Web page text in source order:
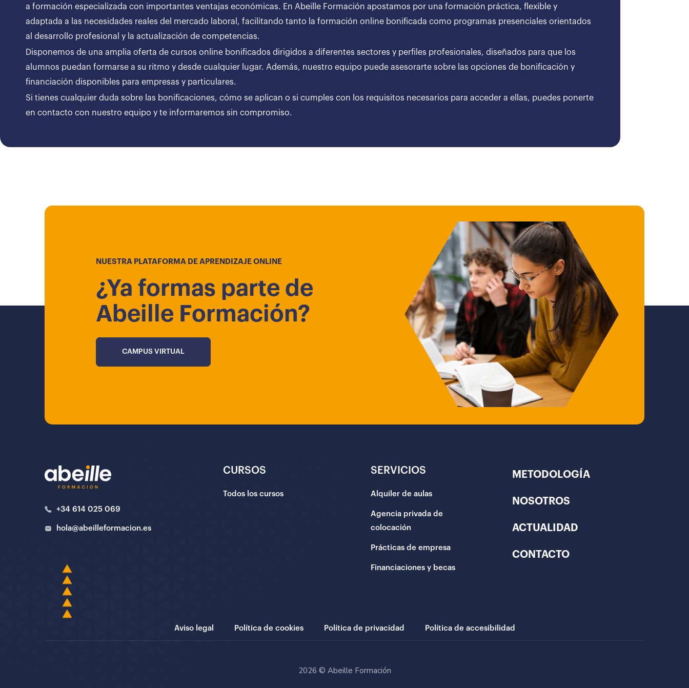
a formación especializada con importantes ventajas económicas. En Abeille Formación apostamos por una formación práctica, flexible y
adaptada a las necesidades reales del mercado laboral, facilitando tanto la formación online bonificada como programas presenciales orientados
al desarrollo profesional y la actualización de competencias.
Disponemos de una amplia oferta de cursos online bonificados dirigidos a diferentes sectores y perfiles profesionales, diseñados para que los
alumnos puedan formarse a su ritmo y desde cualquier lugar. Además, nuestro equipo puede asesorarte sobre las opciones de bonificación y
financiación disponibles para empresas y particulares.
Si tienes cualquier duda sobre las bonificaciones, cómo se aplican o si cumples con los requisitos necesarios para acceder a ellas, puedes ponerte
en contacto con nuestro equipo y te informaremos sin compromiso.
NUESTRA PLATAFORMA DE APRENDIZAJE ONLINE
¿Ya formas parte de
Abeille Formación?
CAMPUS VIRTUAL
+34 614 025 069
hola@abeilleformacion.es
CURSOS
Todos los cursos
SERVICIOS
Alquiler de aulas
Agencia privada de
colocación
Prácticas de empresa
Financiaciones y becas
METODOLOGÍA
NOSOTROS
ACTUALIDAD
CONTACTO
Aviso legal Política de cookies Política de privacidad Política de accesibilidad
2026 © Abeille Formación